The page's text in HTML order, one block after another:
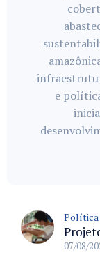
e
Política
07/08/